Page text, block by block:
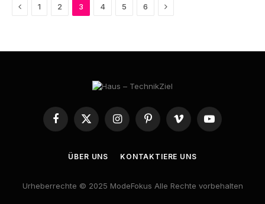
Previous
1 2 3 4 5 6 Next
Facebook
X
(Twitter)
InstagramPinterestVimeo YouTube
ÜBER UNS KONTAKTIERE UNS
Urheberrechte © 2025 ModeFokus Alle Rechte vorbehalten